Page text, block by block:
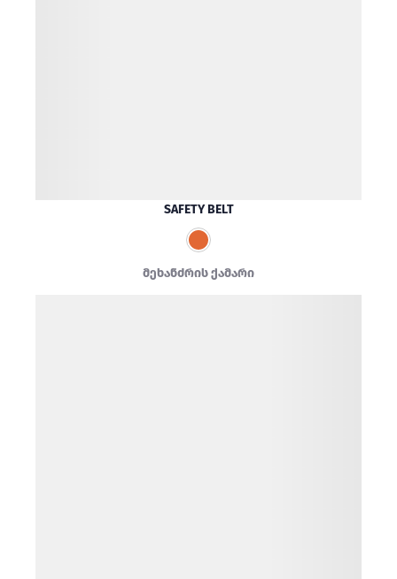
SAFETY BELT
მეხანძრის ქამარი